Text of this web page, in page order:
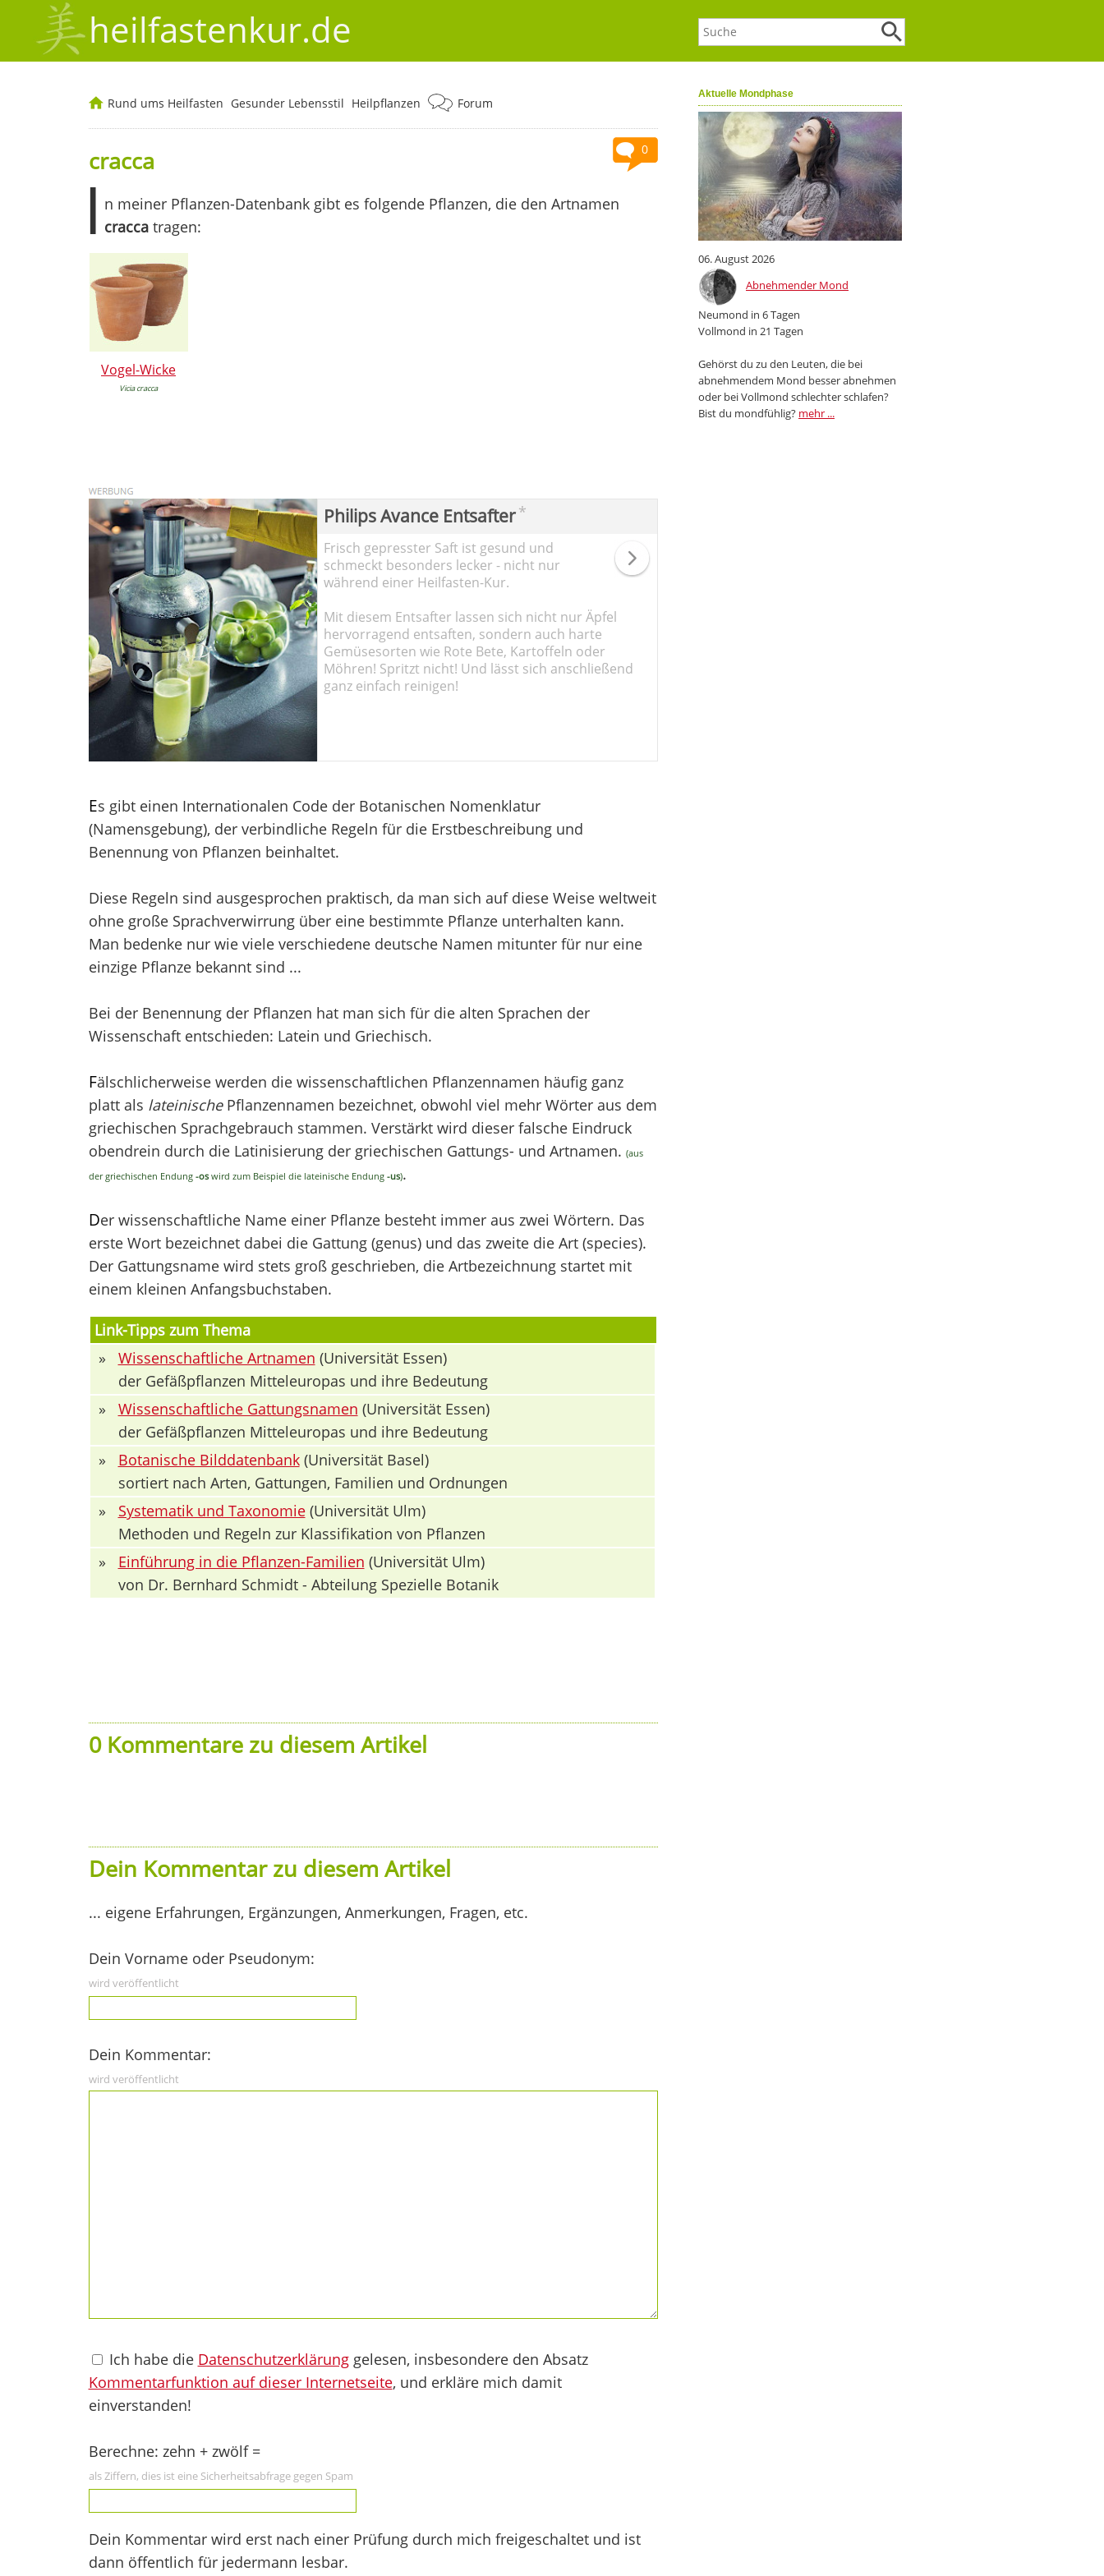
heilfastenkur.de
Aktuelle Mondphase
06. August 2026
Abnehmender Mond
Neumond in 6 Tagen
Vollmond in 21 Tagen
Gehörst du zu den Leuten, die bei
abnehmendem Mond besser abnehmen
oder bei Vollmond schlechter schlafen?
Bist du mondfühlig? mehr ...
Rund ums Heilfasten Gesunder Lebensstil Heilpflanzen Forum
0
cracca
I n meiner Pflanzen-Datenbank gibt es folgende Pflanzen, die den Artnamen
craccatragen:
Vogel-Wicke
Vicia cracca
Philips Avance Entsafter*
Frisch gepresster Saft ist gesund und
schmeckt besonders lecker - nicht nur
während einer Heilfasten-Kur.
Mit diesem Entsafter lassen sich nicht nur Äpfel
hervorragend entsaften, sondern auch harte
Gemüsesorten wie Rote Bete, Kartoffeln oder
Möhren! Spritzt nicht! Und lässt sich anschließend
ganz einfach reinigen!
Es gibt einen Internationalen Code der Botanischen Nomenklatur
(Namensgebung), der verbindliche Regeln für die Erstbeschreibung und
Benennung von Pflanzen beinhaltet.
Diese Regeln sind ausgesprochen praktisch, da man sich auf diese Weise weltweit
ohne große Sprachverwirrung über eine bestimmte Pflanze unterhalten kann.
Man bedenke nur wie viele verschiedene deutsche Namen mitunter für nur eine
einzige Pflanze bekannt sind ...
Bei der Benennung der Pflanzen hat man sich für die alten Sprachen der
Wissenschaft entschieden: Latein und Griechisch.
Fälschlicherweise werden die wissenschaftlichen Pflanzennamen häufig ganz
platt als lateinischePflanzennamen bezeichnet, obwohl viel mehr Wörter aus dem
griechischen Sprachgebrauch stammen. Verstärkt wird dieser falsche Eindruck
obendrein durch die Latinisierung der griechischen Gattungs- und Artnamen. (aus
der griechischen Endung -oswird zum Beispiel die lateinische Endung -us).
Der wissenschaftliche Name einer Pflanze besteht immer aus zwei Wörtern. Das
erste Wort bezeichnet dabei die Gattung (genus) und das zweite die Art (species).
Der Gattungsname wird stets groß geschrieben, die Artbezeichnung startet mit
einem kleinen Anfangsbuchstaben.
Link-Tipps zum Thema
»
Wissenschaftliche Artnamen (Universität Essen)
der Gefäßpflanzen Mitteleuropas und ihre Bedeutung
»
Wissenschaftliche Gattungsnamen (Universität Essen)
der Gefäßpflanzen Mitteleuropas und ihre Bedeutung
»
Botanische Bilddatenbank(Universität Basel)
sortiert nach Arten, Gattungen, Familien und Ordnungen
»
Systematik und Taxonomie(Universität Ulm)
Methoden und Regeln zur Klassifikation von Pflanzen
»
Einführung in die Pflanzen-Familien (Universität Ulm)
von Dr. Bernhard Schmidt - Abteilung Spezielle Botanik
0 Kommentare zu diesem Artikel
Dein Kommentar zu diesem Artikel
... eigene Erfahrungen, Ergänzungen, Anmerkungen, Fragen, etc.
Dein Vorname oder Pseudonym:
wird veröffentlicht
Dein Kommentar:
wird veröffentlicht
Ich habe die Datenschutzerklärunggelesen, insbesondere den Absatz
Kommentarfunktion auf dieser Internetseite, und erkläre mich damit
einverstanden!
Berechne: zehn + zwölf =
als Ziffern, dies ist eine Sicherheitsabfrage gegen Spam
Dein Kommentar wird erst nach einer Prüfung durch mich freigeschaltet und ist
dann öffentlich für jedermann lesbar.